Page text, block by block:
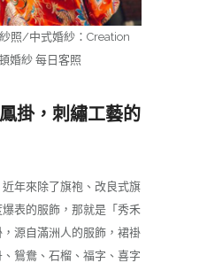
照/中式婚紗：Creation
婚紗 每日客照
掛，刺繡工藝的
年來除了旗袍、改良式旗
表的服飾，那就是「秀禾
源自滿洲人的服飾，裙褂
鴛鴦、石榴、福字、喜字